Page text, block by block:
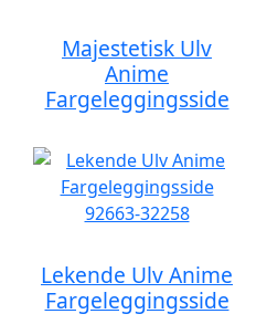
Majestetisk Ulv
Anime
Fargeleggingsside
Lekende Ulv Anime
Fargeleggingsside